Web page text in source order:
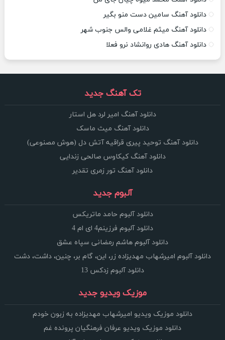
دانلود آهنگ سامین دست منو بگیر
دانلود آهنگ میثم غلامی والس جنوب شهر
دانلود آهنگ هادی روانشاد نرو فعلا
تک آهنگ جدید
دانلود آهنگ امیر لرد هل استار
دانلود آهنگ میث ماسک
دانلود آهنگ توحید پیری قراقیه آتش دل (هوش مصنوعی)
دانلود آهنگ کیکاوس صالحی زندایی
دانلود آهنگ تور زمری تقدیر
آلبوم جدید
دانلود آلبوم حامد ماتریکس
دانلود آلبوم فرزینم4 ای ام 4
دانلود آلبوم هاشم رمضانی سپاه عشق
دانلود آلبوم امیرشهاب مهدیزاده زر، این، گام بر، چنین، داشت، دشت
دانلود آلبوم زدکس 13
موزیک ویدیو جدید
دانلود موزیک ویدیو امیرشهاب مهدیزاده به زبون خودم
دانلود موزیک ویدیو عرفان فرهنگیان پرونده غم